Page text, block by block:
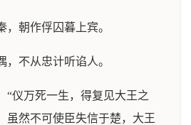
，朝作俘囚暮上宾。
，不从忠计听谄人。
“仪万死一生，得复见大王之
虽然不可使臣失信于楚，大王